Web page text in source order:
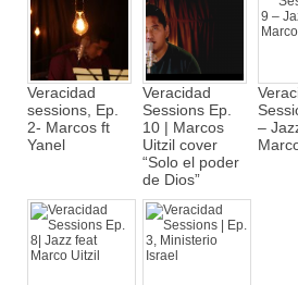
Veracidad
sessions, Ep.
2- Marcos ft
Yanel
Veracidad
Sessions Ep.
10 | Marcos
Uitzil cover
“Solo el poder
de Dios”
–